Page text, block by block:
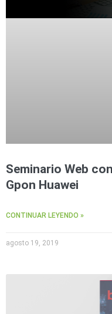
Seminario Web
Gpon Huawei
CONTINUAR LEYENDO »
agosto 19, 2019